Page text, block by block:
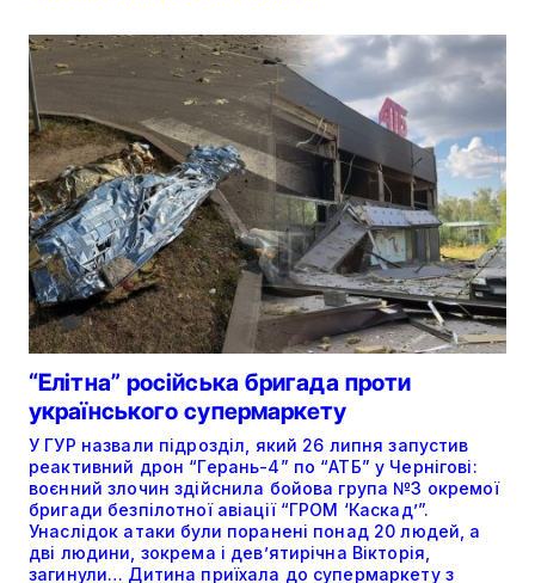
“Елітна” російська бригада проти
українського супермаркету
У ГУР назвали підрозділ, який 26 липня запустив
реактивний дрон “Герань-4” по “АТБ” у Чернігові:
воєнний злочин здійснила бойова група №3 окремої
бригади безпілотної авіації “ГРОМ ‘Каскад’”.
Унаслідок атаки були поранені понад 20 людей, а
дві людини, зокрема і дев’ятирічна Вікторія,
загинули… Дитина приїхала до супермаркету з